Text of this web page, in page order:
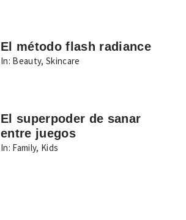
El método flash radiance
In: Beauty,Skincare
El superpoder de sanar
entre juegos
In: Family, Kids